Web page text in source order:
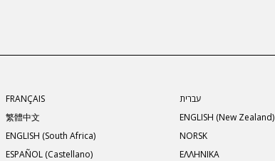
FRANÇAIS עברית
繁體中文 ENGLISH (New Zealand)
ENGLISH (South Africa) NORSK
ESPAÑOL (Castellano) ΕΛΛΗΝΙΚA